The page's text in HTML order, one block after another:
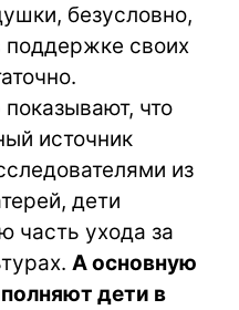
безусловно,
своих
что
источник
из
дети
часть ухода за
А основную
дети в